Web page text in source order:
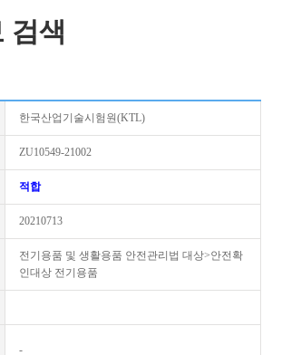
검색
한국산업기술시험원(KTL)
ZU10549-21002
적합
20210713
전기용품 및 생활용품 안전관리법 대상>안전확
인대상 전기용품
-